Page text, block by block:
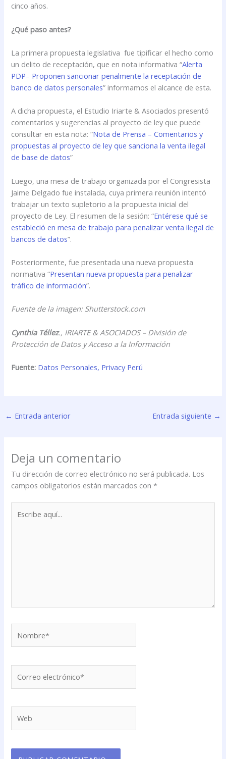
cinco años.
¿Qué paso antes?
La primera propuesta legislativa fue tipificar el hecho como
un delito de receptación, que en nota informativa “Alerta
PDP– Proponen sancionar penalmente la receptación de
banco de datos personales” informamos el alcance de esta.
A dicha propuesta, el Estudio Iriarte & Asociados presentó
comentarios y sugerencias al proyecto de ley que puede
consultar en esta nota: “Nota de Prensa – Comentarios y
propuestas al proyecto de ley que sanciona la venta ilegal
de base de datos”
Luego, una mesa de trabajo organizada por el Congresista
Jaime Delgado fue instalada, cuya primera reunión intentó
trabajar un texto supletorio a la propuesta inicial del
proyecto de Ley. El resumen de la sesión: “Entérese qué se
estableció en mesa de trabajo para penalizar venta ilegal de
bancos de datos”.
Posteriormente, fue presentada una nueva propuesta
normativa “Presentan nueva propuesta para penalizar
tráfico de información”.
Fuente de la imagen: Shutterstock.com
Cynthia Téllez., IRIARTE & ASOCIADOS – División de
Protección de Datos y Acceso a la Información
Fuente: Datos Personales, Privacy Perú
← Entrada anterior Entrada siguiente →
Deja un comentario
Tu dirección de correo electrónico no será publicada. Los
campos obligatorios están marcados con*
aquí...
electrónico*